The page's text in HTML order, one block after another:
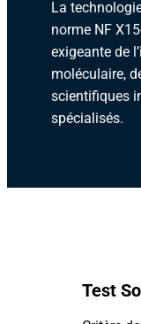
La
norme NF
exigeante de
moléculaire,
scientifiques
spécialisés.
Test